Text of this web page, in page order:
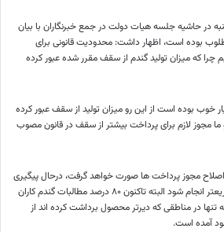
در حاشیه جلسه هیات دولت در جمع خبرنگاران با بیان
بوده است، اظهار داشت: محدودیت قانونی برای
چرا که میزان تولید گندم از سقف مقرر شده عبور کرده
خوب بوده است از این رو میزان تولید از سقف عبور کرده
ما مجوز لازم برای پرداخت بیشتر از سقف در قانون مصوب
مجوز پرداخت ها صورت خواهد گرفت، درحال پیگیری
این موضوع هستیم تا هر چه سریعتر انجام شود البته تاکنون ۸۰ درصد مطالبات گندم کاران
در مناطقی که دیرتر محصول برداشت کرده اند از
آمده است.